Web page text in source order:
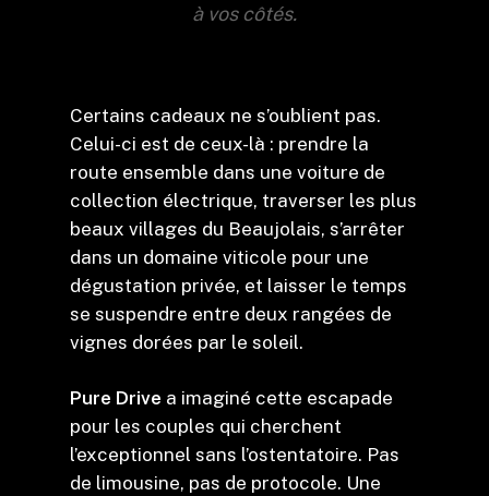
à vos côtés.
Certains cadeaux ne s’oublient pas.
Celui-ci est de ceux-là : prendre la
route ensemble dans une voiture de
collection électrique, traverser les plus
beaux villages du Beaujolais, s’arrêter
dans un domaine viticole pour une
dégustation privée, et laisser le temps
se suspendre entre deux rangées de
vignes dorées par le soleil.
Pure Drive a imaginé cette escapade
pour les couples qui cherchent
l’exceptionnel sans l’ostentatoire. Pas
de limousine, pas de protocole. Une